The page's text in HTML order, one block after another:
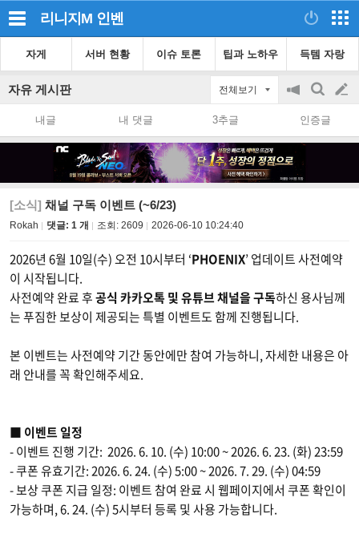
리니지M 인벤
자게 서버 현황 이슈 토론 팁과 노하우 득템 자랑
자유 게시판 전체보기
공
on/off
검
색
글
쓰
내글 내 댓글 3추글 인증글
[소식] 채널 구독 이벤트 (~6/23)
Rokah 댓글: 1 개 조회: 2609 2026-06-10 10:24:40
2026년 6월 10일(수) 오전 10시부터 ‘PHOENIX’ 업데이트 사전예약
이 시작됩니다.
사전예약 완료 후공식 카카오톡 및 유튜브 채널을 구독하신 용사님께
는 푸짐한 보상이 제공되는 특별 이벤트도 함께 진행됩니다.
본 이벤트는 사전예약 기간 동안에만 참여 가능하니, 자세한 내용은 아
래 안내를 꼭 확인해주세요.
■ 이벤트 일정
- 이벤트 진행 기간: 2026. 6. 10. (수) 10:00 ~ 2026. 6. 23. (화) 23:59
- 쿠폰 유효기간: 2026. 6. 24. (수) 5:00 ~ 2026. 7. 29. (수) 04:59
- 보상 쿠폰 지급 일정: 이벤트 참여 완료 시 웹페이지에서 쿠폰 확인이
가능하며, 6. 24. (수) 5시부터 등록 및 사용 가능합니다.